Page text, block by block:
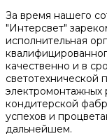
За время нашего
"Интерсвет"
исполнительная
качественно и в
светотехнической
электромонтажных
кондитерской
успехов и
дальнейшем.